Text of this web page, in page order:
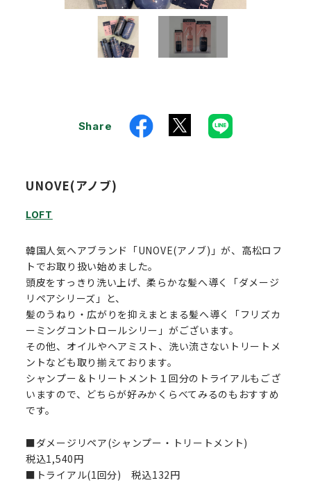
Share
UNOVE(アノブ)
LOFT
韓国人気ヘアブランド「UNOVE(アノブ)」が、高松ロフ
トでお取り扱い始めました。
頭皮をすっきり洗い上げ、柔らかな髪へ導く「ダメージ
リペアシリーズ」と、
髪のうねり・広がりを抑えまとまる髪へ導く「フリズカ
ーミングコントロールシリー」がございます。
その他、オイルやヘアミスト、洗い流さないトリートメ
ントなども取り揃えております。
シャンプー＆トリートメント１回分のトライアルもござ
いますので、どちらが好みかくらべてみるのもおすすめ
です。
■ダメージリペア(シャンプー・トリートメント)
税込1,540円
■トライアル(1回分) 税込132円